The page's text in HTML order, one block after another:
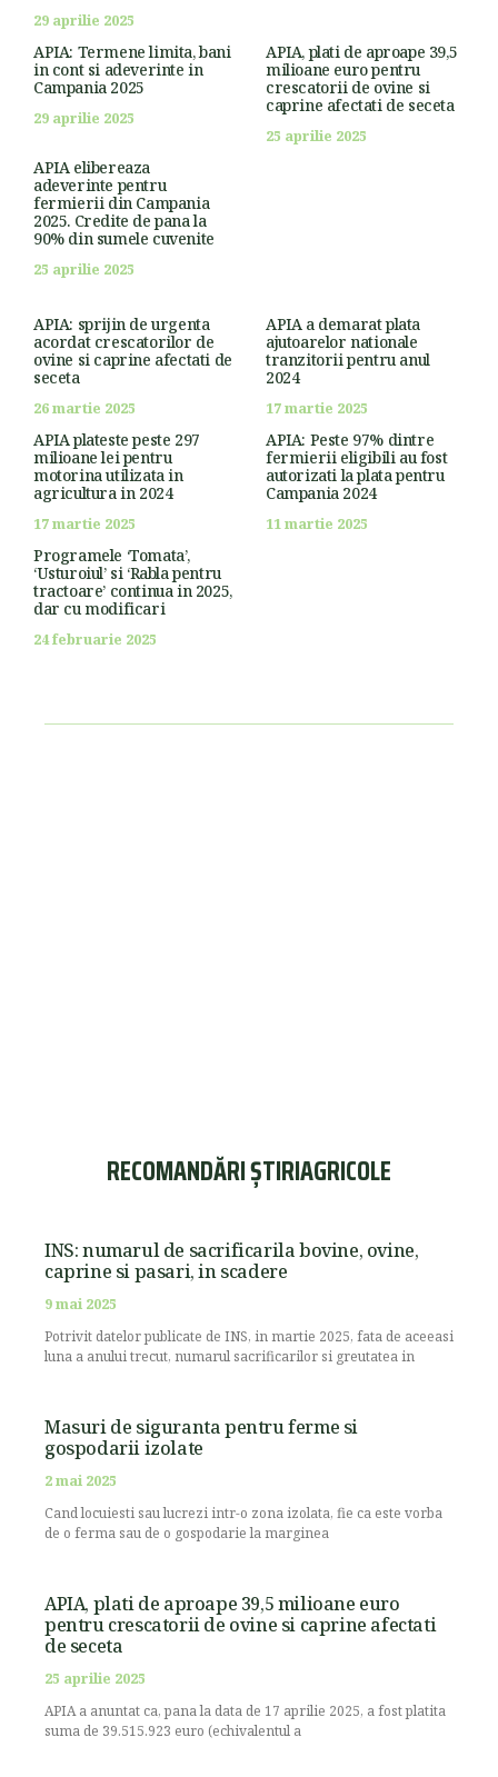
29 aprilie 2025
APIA: Termene limita, bani
in cont si adeverinte in
Campania 2025
29 aprilie 2025
APIA, plati de aproape 39,5
milioane euro pentru
crescatorii de ovine si
caprine afectati de seceta
25 aprilie 2025
APIA elibereaza
adeverinte pentru
fermierii din Campania
2025. Credite de pana la
90% din sumele cuvenite
25 aprilie 2025
APIA: sprijin de urgenta
acordat crescatorilor de
ovine si caprine afectati de
seceta
26 martie 2025
APIA a demarat plata
ajutoarelor nationale
tranzitorii pentru anul
2024
17 martie 2025
APIA plateste peste 297
milioane lei pentru
motorina utilizata in
agricultura in 2024
17 martie 2025
APIA: Peste 97% dintre
fermierii eligibili au fost
autorizati la plata pentru
Campania 2024
11 martie 2025
Programele ‘Tomata’,
‘Usturoiul’ si ‘Rabla pentru
tractoare’ continua in 2025,
dar cu modificari
24 februarie 2025
RECOMANDĂRI ȘTIRIAGRICOLE
INS: numarul de sacrificarila bovine, ovine,
caprine si pasari, in scadere
9 mai 2025
Potrivit datelor publicate de INS, in martie 2025, fata de aceeasi
luna a anului trecut, numarul sacrificarilor si greutatea in
Masuri de siguranta pentru ferme si
gospodarii izolate
2 mai 2025
Cand locuiesti sau lucrezi intr-o zona izolata, fie ca este vorba
de o ferma sau de o gospodarie la marginea
APIA, plati de aproape 39,5 milioane euro
pentru crescatorii de ovine si caprine afectati
de seceta
25 aprilie 2025
APIA a anuntat ca, pana la data de 17 aprilie 2025, a fost platita
suma de 39.515.923 euro (echivalentul a